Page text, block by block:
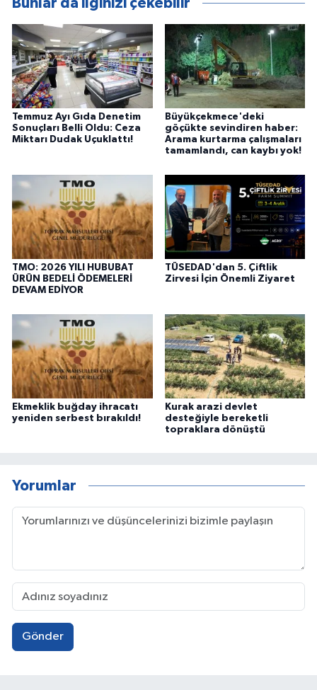
Bunlar da ilginizi çekebilir
Temmuz Ayı Gıda Denetim
Sonuçları Belli Oldu: Ceza
Miktarı Dudak Uçuklattı!
Büyükçekmece'deki
göçükte sevindiren haber:
Arama kurtarma çalışmaları
tamamlandı, can kaybı yok!
TMO: 2026 YILI HUBUBAT
ÜRÜN BEDELİ ÖDEMELERİ
DEVAM EDİYOR
TÜSEDAD'dan 5. Çiftlik
Zirvesi İçin Önemli Ziyaret
Ekmeklik buğday ihracatı
yeniden serbest bırakıldı!
Kurak arazi devlet
desteğiyle bereketli
topraklara dönüştü
Yorumlar
Gönder